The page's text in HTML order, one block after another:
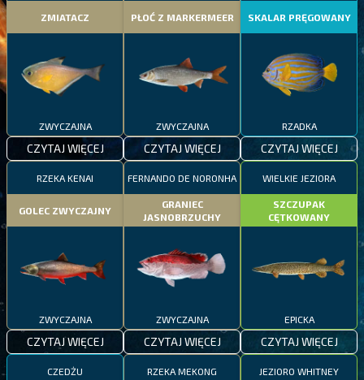
ZMIATACZ
ZWYCZAJNA
CZYTAJ WIĘCEJ
PŁOĆ Z MARKERMEER
ZWYCZAJNA
CZYTAJ WIĘCEJ
SKALAR PRĘGOWANY
RZADKA
CZYTAJ WIĘCEJ
RZEKA KENAI
GOLEC ZWYCZAJNY
ZWYCZAJNA
CZYTAJ WIĘCEJ
FERNANDO DE NORONHA
GRANIEC
JASNOBRZUCHY
ZWYCZAJNA
CZYTAJ WIĘCEJ
WIELKIE JEZIORA
SZCZUPAK
CĘTKOWANY
EPICKA
CZYTAJ WIĘCEJ
CZEDŻU RZEKA MEKONG JEZIORO WHITNEY